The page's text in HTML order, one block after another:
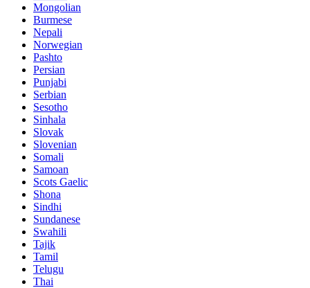
Mongolian
Burmese
Nepali
Norwegian
Pashto
Persian
Punjabi
Serbian
Sesotho
Sinhala
Slovak
Slovenian
Somali
Samoan
Scots Gaelic
Shona
Sindhi
Sundanese
Swahili
Tajik
Tamil
Telugu
Thai